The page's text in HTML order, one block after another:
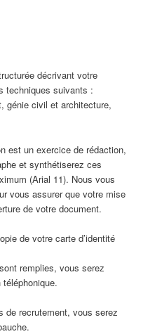
décrivant votre
techniques suivants :
génie civil et architecture,
est un exercice de rédaction,
et synthétiserez ces
(Arial 11). Nous vous
vous assurer que votre mise
de votre document.
de votre carte d’identité
remplies, vous serez
de recrutement, vous serez